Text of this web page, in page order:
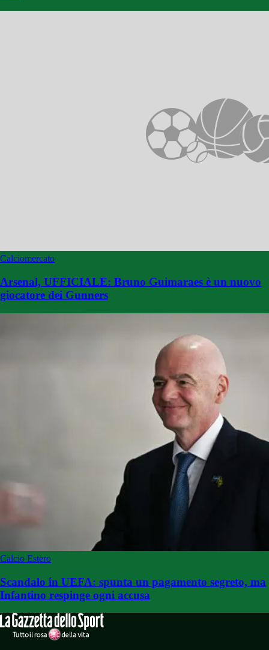
Calciomercato
Arsenal, UFFICIALE: Bruno Guimaraes è un nuovo
giocatore dei Gunners
Calcio Estero
Scandalo in UEFA: spunta un pagamento segreto, ma
Infantino respinge ogni accusa